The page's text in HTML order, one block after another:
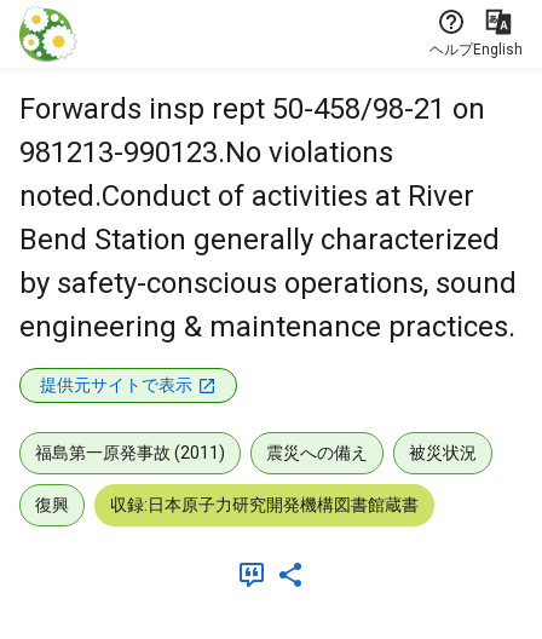
本文に飛ぶ
ヘルプEnglish
Forwards insp rept 50-458/98-21 on
981213-990123.No violations
noted.Conduct of activities at River
Bend Station generally characterized
by safety-conscious operations, sound
engineering & maintenance practices.
提供元サイトで表示
福島第一原発事故 (2011) 震災への備え 被災状況
復興 収録:日本原子力研究開発機構図書館蔵書